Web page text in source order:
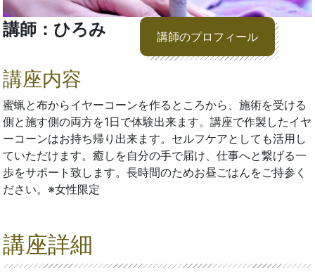
講師：ひろみ 講師のプロフィール
講座内容
蜜蝋と布からイヤーコーンを作るところから、施術を受ける
側と施す側の両方を1日で体験出来ます。講座で作製したイヤ
ーコーンはお持ち帰り出来ます。セルフケアとしても活用し
ていただけます。癒しを自分の手で届け、仕事へと繋げる一
歩をサポート致します。長時間のためお昼ごはんをご持参く
ださい。※女性限定
講座詳細